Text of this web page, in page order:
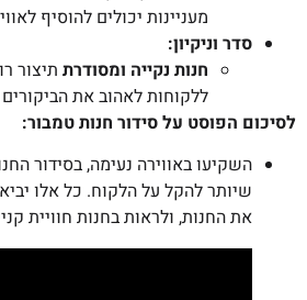
מעניינות יכולים להוסיף
סדר וניקיון:
חנות נקייה ומסודרת תיצור
ללקוחות לאהוב את
לסיכום הפוסט על סידור חנות טמבור:
השקיעו באווירה נעימה, בסידור
שיותר להקל על הלקוח. כל אלו
את החנות, ולראות בחנות חוויית